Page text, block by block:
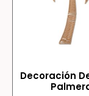
Decoración